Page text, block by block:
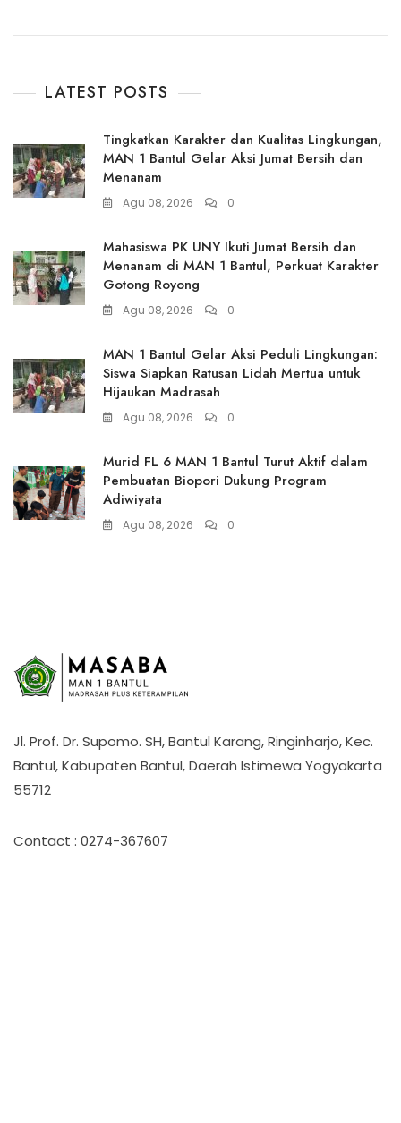
LATEST POSTS
Tingkatkan Karakter dan Kualitas Lingkungan,
MAN 1 Bantul Gelar Aksi Jumat Bersih dan
Menanam
Agu 08, 2026 0
Mahasiswa PK UNY Ikuti Jumat Bersih dan
Menanam di MAN 1 Bantul, Perkuat Karakter
Gotong Royong
Agu 08, 2026 0
MAN 1 Bantul Gelar Aksi Peduli Lingkungan:
Siswa Siapkan Ratusan Lidah Mertua untuk
Hijaukan Madrasah
Agu 08, 2026 0
Murid FL 6 MAN 1 Bantul Turut Aktif dalam
Pembuatan Biopori Dukung Program
Adiwiyata
Agu 08, 2026 0
Jl. Prof. Dr. Supomo. SH, Bantul Karang, Ringinharjo, Kec.
Bantul, Kabupaten Bantul, Daerah Istimewa Yogyakarta
55712
Contact : 0274-367607